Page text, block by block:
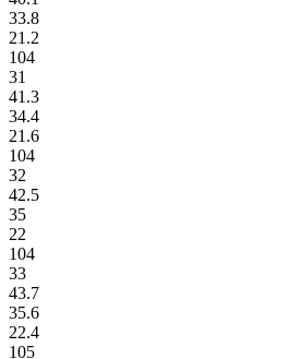
33.8
21.2
104
31
41.3
34.4
21.6
104
32
42.5
35
22
104
33
43.7
35.6
22.4
105